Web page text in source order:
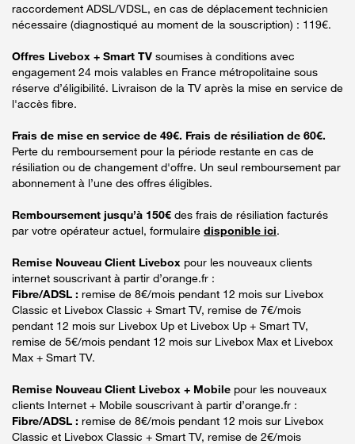
raccordement ADSL/VDSL, en cas de déplacement technicien
nécessaire (diagnostiqué au moment de la souscription) : 119€.
Offres Livebox + Smart TV soumises à conditions avec
engagement 24 mois valables en France métropolitaine sous
réserve d’éligibilité. Livraison de la TV après la mise en service de
l'accès fibre.
Frais de mise en service de 49€. Frais de résiliation de 60€.
Perte du remboursement pour la période restante en cas de
résiliation ou de changement d'offre. Un seul remboursement par
abonnement à l’une des offres éligibles.
Remboursement jusqu’à 150€ des frais de résiliation facturés
par votre opérateur actuel, formulaire disponible ici.
Remise Nouveau Client Livebox pour les nouveaux clients
internet souscrivant à partir d’orange.fr :
Fibre/ADSL : remise de 8€/mois pendant 12 mois sur Livebox
Classic et Livebox Classic + Smart TV, remise de 7€/mois
pendant 12 mois sur Livebox Up et Livebox Up + Smart TV,
remise de 5€/mois pendant 12 mois sur Livebox Max et Livebox
Max + Smart TV.
Remise Nouveau Client Livebox + Mobile pour les nouveaux
clients Internet + Mobile souscrivant à partir d’orange.fr :
Fibre/ADSL : remise de 8€/mois pendant 12 mois sur Livebox
Classic et Livebox Classic + Smart TV, remise de 2€/mois